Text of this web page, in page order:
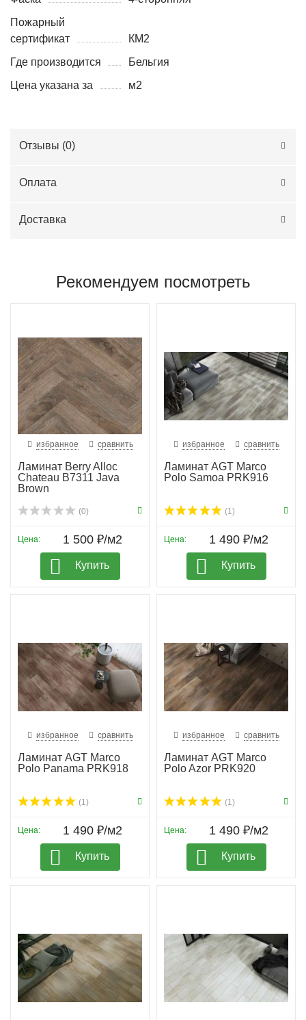
Пожарный
сертификат
КМ2
Где производится
Бельгия
Цена указана за
м2
Отзывы (0)
Оплата
Доставка
Рекомендуем посмотреть
избранное сравнить
Ламинат Berry Alloc
Chateau B7311 Java
Brown
(0)
Цена: 1 500 ₽/м2
Купить
избранное сравнить
Ламинат AGT Marco
Polo Samoa PRK916
(1)
Цена: 1 490 ₽/м2
Купить
избранное сравнить
Ламинат AGT Marco
Polo Panama PRK918
(1)
Цена: 1 490 ₽/м2
Купить
избранное сравнить
Ламинат AGT Marco
Polo Azor PRK920
(1)
Цена: 1 490 ₽/м2
Купить